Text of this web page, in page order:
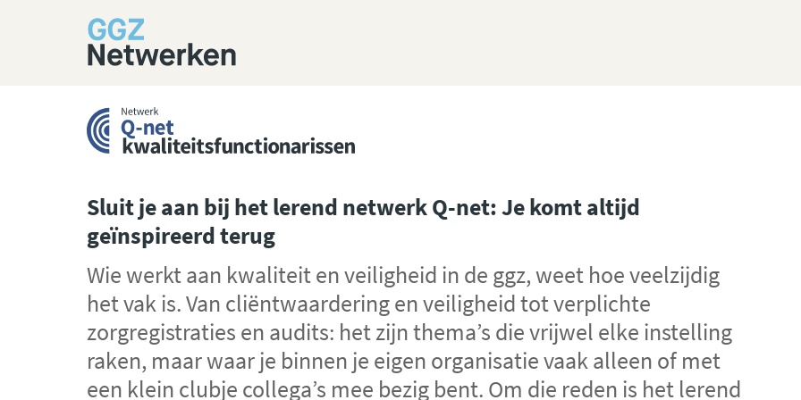
G
a
a
a
h
o
m
e
Sluit je aan bij het lerend netwerk Q-net: Je komt altijd
geïnspireerd terug
Wie werkt aan kwaliteit en veiligheid in de ggz, weet hoe veelzijdig
het vak is. Van cliëntwaardering en veiligheid tot verplichte
zorgregistraties en audits: het zijn thema’s die vrijwel elke instelling
raken, maar waar je binnen je eigen organisatie vaak alleen of met
een klein clubje collega’s mee bezig bent. Om die reden is het lerend